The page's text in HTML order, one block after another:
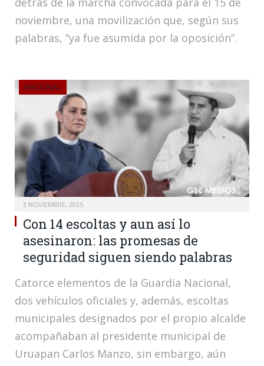
noviembre, una movilización que, según sus
palabras, “ya fue asumida por la oposición”.
NACIONAL
3 NOVIEMBRE, 2025
Con 14 escoltas y aun así lo
asesinaron: las promesas de
seguridad siguen siendo palabras
Catorce elementos de la Guardia Nacional,
dos vehículos oficiales y, además, escoltas
municipales designados por el propio alcalde
acompañaban al presidente municipal de
Uruapan Carlos Manzo, sin embargo, aún